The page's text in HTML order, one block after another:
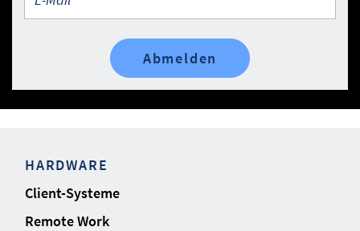
HARDWARE
Client-Systeme
Remote Work